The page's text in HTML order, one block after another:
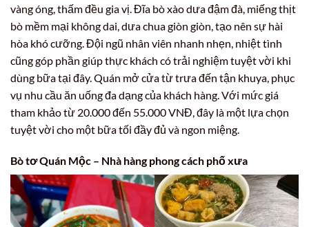
vàng óng, thấm đều gia vị. Đĩa bò xào dưa đậm đà, miếng thịt
bò mềm mại không dai, dưa chua giòn giòn, tạo nên sự hài
hòa khó cưỡng. Đội ngũ nhân viên nhanh nhẹn, nhiệt tình
cũng góp phần giúp thực khách có trải nghiệm tuyệt vời khi
dùng bữa tại đây. Quán mở cửa từ trưa đến tận khuya, phục
vụ nhu cầu ăn uống đa dạng của khách hàng. Với mức giá
tham khảo từ 20.000 đến 55.000 VNĐ, đây là một lựa chọn
tuyệt vời cho một bữa tối đầy đủ và ngon miệng.
Bò tơ Quán Mộc – Nhà hàng phong cách phố xưa